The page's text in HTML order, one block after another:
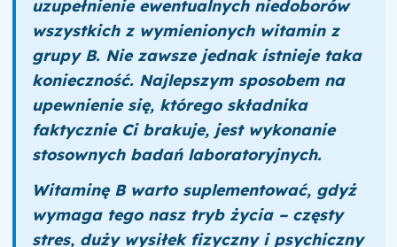
uzupełnienie ewentualnych niedoborów
wszystkich z wymienionych witamin z
grupy B. Nie zawsze jednak istnieje taka
konieczność. Najlepszym sposobem na
upewnienie się, którego składnika
faktycznie Ci brakuje, jest wykonanie
stosownych badań laboratoryjnych.
Witaminę B warto suplementować, gdyż
wymaga tego nasz tryb życia – częsty
stres, duży wysiłek fizyczny i psychiczny